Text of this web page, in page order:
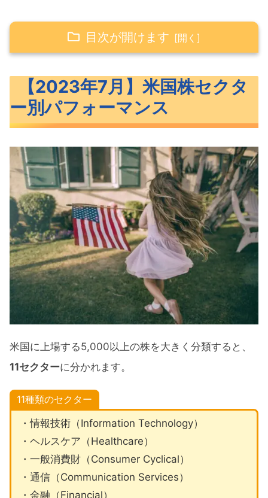
目次が開けます
マンス
【1ヶ月（7月）】セクター別パフォー
【3ヶ月（4月～7月）】セクター別パ
フォーマンス
【6ヶ月】セクター別パフォーマンス
【年初来】セクター別パフォーマンス
【1年】セクター別パフォーマンス
おすすめのセクターETF11銘柄とチャート比
較
おすすめのセクターETF11銘柄
米国株7月のセクター別パフォーマンス まと
め
【2023年7月】米国株セクタ
ー別パフォーマンス
米国に上場する5,000以上の株を大きく分類すると、
11セクターに分かれます。
11種類のセクター
・情報技術（Information Technology）
・ヘルスケア（Healthcare）
・一般消費財（Consumer Cyclical）
・通信（Communication Services）
・金融（Financial）